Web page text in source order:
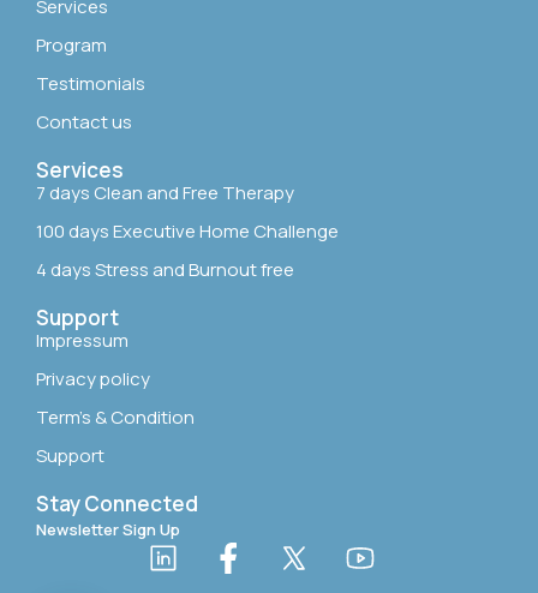
Services
Program
Testimonials
Contact us
Services
7 days Clean and Free Therapy
100 days Executive Home Challenge
4 days Stress and Burnout free
Support
Impressum
Privacy policy
Term’s & Condition
Support
Stay Connected
Newsletter Sign Up